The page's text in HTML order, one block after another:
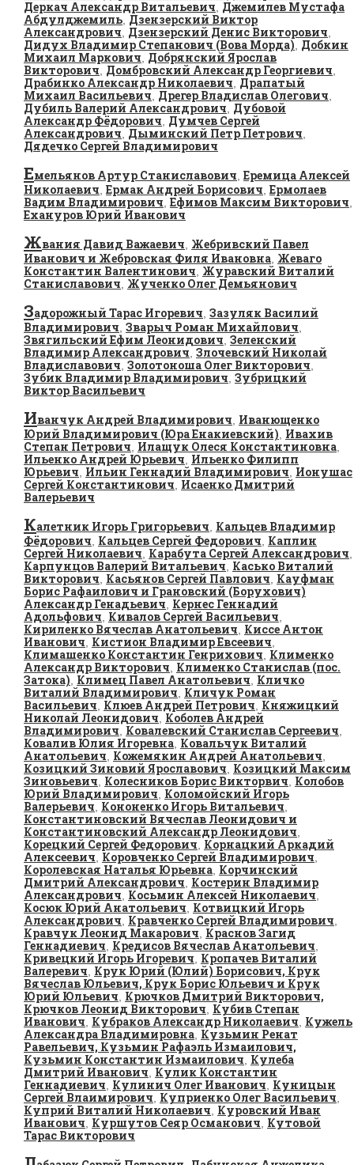
Деркач Александр Витальевич, Джемилев Мустафа
Абдулджемиль, Дзензерский Виктор
Александрович, Дзензерский Денис Викторович,
Дидух Владимир Степанович (Вова Морда), Добкин
Михаил Маркович, Добрянский Ярослав
Викторович, Домбровский Александр Георгиевич,
Драбинко Александр Николаевич, Драпатый
Михаил Васильевич, Дрегер Владислав Олегович,
Дубиль Валерий Александрович, Дубовой
Александр Фёдорович, Думчев Сергей
Александрович, Дыминский Петр Петрович,
Дядечко Сергей Владимирович
Емельянов Артур Станиславович, Еремица Алексей
Николаевич, Ермак Андрей Борисович, Ермолаев
Вадим Владимирович, Ефимов Максим Викторович,
Ехануров Юрий Иванович
Жвания Давид Важаевич, Жебривский Павел
Иванович и Жебровская Филя Ивановна, Жеваго
Константин Валентинович, Журавский Виталий
Станиславович, Жученко Олег Демьянович
Задорожный Тарас Игоревич, Зазуляк Василий
Владимирович, Зварыч Роман Михайлович,
Звягильский Ефим Леонидович, Зеленский
Владимир Александрович, Злочевский Николай
Владиславович, Золотоноша Олег Викторович,
Зубик Владимир Владимирович, Зубрицкий
Виктор Васильевич
Иванчук Андрей Владимирович, Иванющенко
Юрий Владимирович (Юра Енакиевский), Ивахив
Степан Петрович, Илащук Олеся Константиновна,
Ильенко Андрей Юрьевич, Ильенко Филипп
Юрьевич, Ильин Геннадий Владимирович, Ионушас
Сергей Константинович, Исаенко Дмитрий
Валерьевич
Калетник Игорь Григорьевич, Кальцев Владимир
Фёдорович, Кальцев Сергей Федорович, Каплин
Сергей Николаевич, Карабута Сергей Александрович,
Карпунцов Валерий Витальевич, Касько Виталий
Викторович, Касьянов Сергей Павлович, Кауфман
Борис Рафаилович и Грановский (Борухович)
Александр Генадьевич, Кернес Геннадий
Адольфович, Кивалов Сергей Васильевич,
Кириленко Вячеслав Анатольевич, Киссе Антон
Иванович, Кистион Владимир Евсеевич,
Климашенко Константин Генрихович, Клименко
Александр Викторович, Клименко Станислав (пос.
Затока), Климец Павел Анатольевич, Кличко
Виталий Владимирович, Кличук Роман
Васильевич, Клюев Андрей Петрович, Княжицкий
Николай Леонидович, Коболев Андрей
Владимирович, Ковалевский Станислав Сергеевич,
Ковалив Юлия Игоревна, Ковальчук Виталий
Анатольевич, Кожемякин Андрей Анатольевич,
Козицкий Зиновий Ярославович, Козицкий Максим
Зиновьевич, Колесников Борис Викторвич, Колобов
Юрий Владимирович, Коломойский Игорь
Валерьевич, Кононенко Игорь Витальевич,
Константиновский Вячеслав Леонидович и
Константиновский Александр Леонидович,
Корецкий Сергей Федорович, Корнацкий Аркадий
Алексеевич, Коровченко Сергей Владимирович,
Королевская Наталья Юрьевна, Корчинский
Дмитрий Александрович, Костерин Владимир
Александрович, Косьмин Алексей Николаевич,
Косюк Юрий Анатольевич, Котвицкий Игорь
Александрович, Кравченко Сергей Владимирович,
Кравчук Леонид Макарович, Краснов Загид
Геннадиевич, Кредисов Вячеслав Анатольевич,
Кривецкий Игорь Игоревич, Кропачев Виталий
Валеревич, Крук Юрий (Юлий) Борисович, Крук
Вячеслав Юльевич, Крук Борис Юльевич и Крук
Юрий Юльевич, Крючков Дмитрий Викторович,
Крючков Леонид Викторович, Кубив Степан
Иванович, Кубраков Александр Николаевич, Кужель
Александра Владимировна, Кузьмин Ренат
Равельевич, Кузьмин Рафаэль Измаилович,
Кузьмин Константин Измаилович, Кулеба
Дмитрий Иванович, Кулик Константин
Геннадиевич, Кулинич Олег Иванович, Куницын
Сергей Влаимирович, Куприенко Олег Васильевич,
Куприй Виталий Николаевич, Куровский Иван
Иванович, Куршутов Сеяр Османович, Кутовой
Тарас Викторович